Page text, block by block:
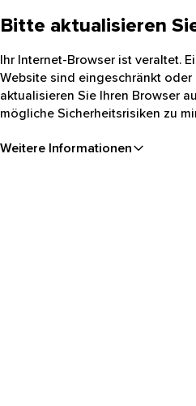
Bitte aktualisieren
Ihr Internet-Browser ist veraltet.
Website sind eingeschränkt oder
aktualisieren Sie Ihren Browser
mögliche Sicherheitsrisiken zu
Weitere Informationen